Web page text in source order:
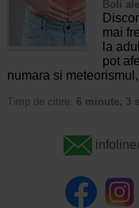
Boli
mai
la
pot
numara si
Timp de citire: 6 minute, 3